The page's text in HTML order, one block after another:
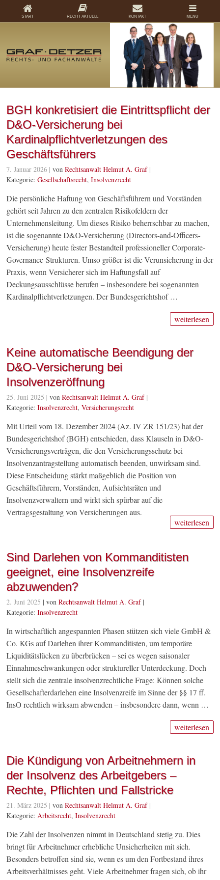
BGH konkretisiert die Eintrittspflicht der
D&O-Versicherung bei
Kardinalpflichtverletzungen des
Geschäftsführers
7. Januar 2026 | vonRechtsanwalt Helmut A. Graf|
Kategorie:Gesellschaftsrecht,Insolvenzrecht
Die persönliche Haftung von Geschäftsführern und Vorständen
gehört seit Jahren zu den zentralen Risikofeldern der
Unternehmensleitung. Um dieses Risiko beherrschbar zu machen,
ist die sogenannte D&O-Versicherung (Directors-and-Officers-
Versicherung) heute fester Bestandteil professioneller Corporate-
Governance-Strukturen. Umso größer ist die Verunsicherung in der
Praxis, wenn Versicherer sich im Haftungsfall auf
Deckungsausschlüsse berufen – insbesondere bei sogenannten
Kardinalpflichtverletzungen. Der Bundesgerichtshof …
weiterlesen
Keine automatische Beendigung der
D&O-Versicherung bei
Insolvenzeröffnung
25. Juni 2025 | vonRechtsanwalt Helmut A. Graf|
Kategorie:Insolvenzrecht,Versicherungsrecht
Mit Urteil vom 18. Dezember 2024 (Az. IV ZR 151/23) hat der
Bundesgerichtshof (BGH) entschieden, dass Klauseln in D&O-
Versicherungsverträgen, die den Versicherungsschutz bei
Insolvenzantragstellung automatisch beenden, unwirksam sind.
Diese Entscheidung stärkt maßgeblich die Position von
Geschäftsführern, Vorständen, Aufsichtsräten und
Insolvenzverwaltern und wirkt sich spürbar auf die
Vertragsgestaltung von Versicherungen aus.
weiterlesen
Sind Darlehen von Kommanditisten
geeignet, eine Insolvenzreife
abzuwenden?
2. Juni 2025 | vonRechtsanwalt Helmut A. Graf|
Kategorie:Insolvenzrecht
In wirtschaftlich angespannten Phasen stützen sich viele GmbH &
Co. KGs auf Darlehen ihrer Kommanditisten, um temporäre
Liquiditätslücken zu überbrücken – sei es wegen saisonaler
Einnahmeschwankungen oder struktureller Unterdeckung. Doch
stellt sich die zentrale insolvenzrechtliche Frage: Können solche
Gesellschafterdarlehen eine Insolvenzreife im Sinne der §§ 17 ff.
InsO rechtlich wirksam abwenden – insbesondere dann, wenn …
weiterlesen
Die Kündigung von Arbeitnehmern in
der Insolvenz des Arbeitgebers –
Rechte, Pflichten und Fallstricke
21. März 2025 | vonRechtsanwalt Helmut A. Graf|
Kategorie:Arbeitsrecht,Insolvenzrecht
Die Zahl der Insolvenzen nimmt in Deutschland stetig zu. Dies
bringt für Arbeitnehmer erhebliche Unsicherheiten mit sich.
Besonders betroffen sind sie, wenn es um den Fortbestand ihres
Arbeitsverhältnisses geht. Viele Arbeitnehmer fragen sich, ob ihr
START RECHT AKTUELL KONTAKT MENÜ